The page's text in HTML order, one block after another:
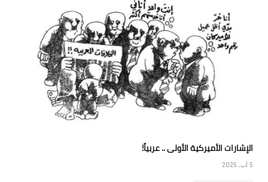
الإشارات الأميركية الأولى .. عربياً!
5 آب، 2025